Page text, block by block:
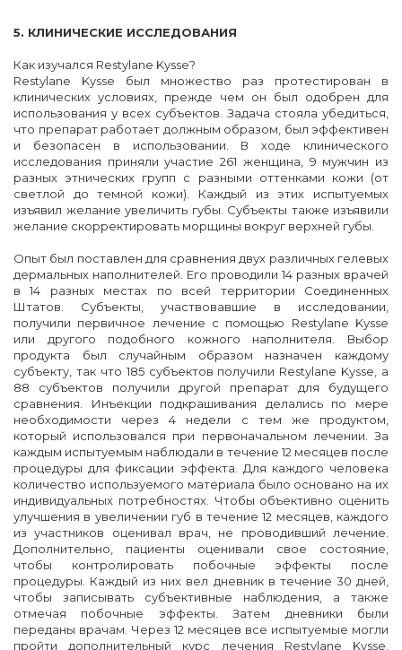
5. КЛИНИЧЕСКИЕ ИССЛЕДОВАНИЯ
Как изучался Restylane Kysse?
Restylane Kysse был множество раз протестирован в
клинических условиях, прежде чем он был одобрен для
использования у всех субъектов. Задача стояла убедиться,
что препарат работает должным образом, был эффективен
и безопасен в использовании. В ходе клинического
исследования приняли участие 261 женщина, 9 мужчин из
разных этнических групп с разными оттенками кожи (от
светлой до темной кожи). Каждый из этих испытуемых
изъявил желание увеличить губы. Субъекты также изъявили
желание скорректировать морщины вокруг верхней губы.
Опыт был поставлен для сравнения двух различных гелевых
дермальных наполнителей. Его проводили 14 разных врачей
в 14 разных местах по всей территории Соединенных
Штатов. Субъекты, участвовавшие в исследовании,
получили первичное лечение с помощью Restylane Kysse
или другого подобного кожного наполнителя. Выбор
продукта был случайным образом назначен каждому
субъекту, так что 185 субъектов получили Restylane Kysse, а
88 субъектов получили другой препарат для будущего
сравнения. Инъекции подкрашивания делались по мере
необходимости через 4 недели с тем же продуктом,
который использовался при первоначальном лечении. За
каждым испытуемым наблюдали в течение 12 месяцев после
процедуры для фиксации эффекта. Для каждого человека
количество используемого материала было основано на их
индивидуальных потребностях. Чтобы объективно оценить
улучшения в увеличении губ в течение 12 месяцев, каждого
из участников оценивал врач, не проводивший лечение.
Дополнительно, пациенты оценивали свое состояние,
чтобы контролировать побочные эффекты после
процедуры. Каждый из них вел дневник в течение 30 дней,
чтобы записывать субъективные наблюдения, а также
отмечая побочные эффекты. Затем дневники были
переданы врачам. Через 12 месяцев все испытуемые могли
пройти дополнительный курс лечения Restylane Kysse,